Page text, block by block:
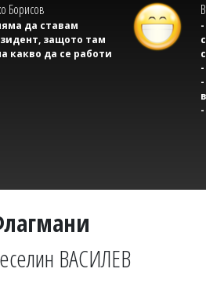
Борисов
да ставам
защото там
какво да се работи
ВАСИЛЕВ